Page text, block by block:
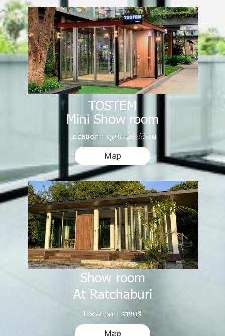
TOSTEM
Mini Show room
Location : บุญถาวร หัวหิน
Map
Show room
At Ratchaburi
Location : ราชบุรี
Map